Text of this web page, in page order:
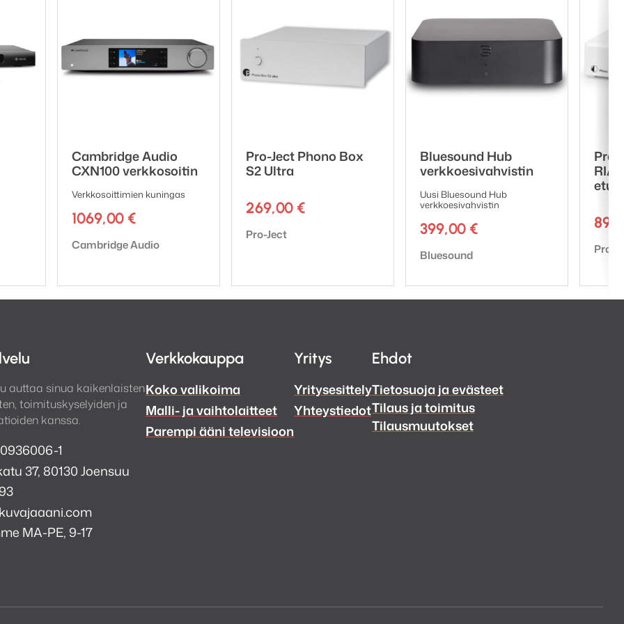
(2>1) or output splitter (1>2)
In
included
Cambridge Audio
CXN100 verkkosoitin
Verkkosoittimien kuningas
1069,00 €
Tuotemerkki:
Cambridge Audio
Pro-Ject Phono Box
S2 Ultra
269,00 €
Tuotemerkki:
Pro-Ject
Bluesound Hub
verkkoesivahvistin
Uusi Bluesound Hub
verkkoesivahvistin
399,00 €
Tuotemerkki:
Bluesound
Pro-
Pro-
auttaa sinua kaikenlaisten
toimituskyselyiden ja
kanssa.
1
37, 80130 Joensuu
MA-PE, 9-17
Verkkokauppa
Koko valikoima
Malli- ja vaihtolaitteet
Parempi ääni televisioon
Yritys
Yritysesittely
Yhteystiedot
Ehdot
Tietosuoja ja evästeet
Tilaus ja toimitus
Tilausmuutokset